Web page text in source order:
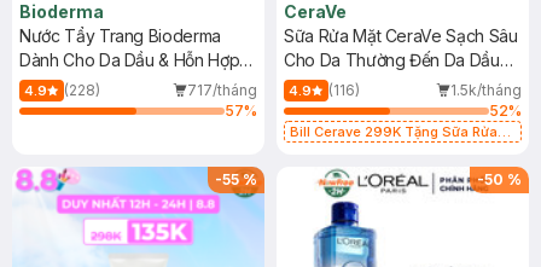
Bioderma
Nước Tẩy Trang Bioderma
Dành Cho Da Dầu & Hỗn Hợp
500ml
4.9 (228)
717/tháng
57%
CeraVe
Sữa Rửa Mặt CeraVe Sạch Sâu
Cho Da Thường Đến Da Dầu
473ml
4.9 (116)
1.5k/tháng
52%
Bill Cerave 299K Tặng Sữa Rửa
-55% -50 %